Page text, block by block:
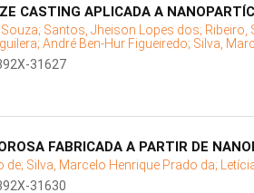
CASTING APLICADA A
Santos, Jheison Lopes dos; Ribeiro,
André Ben-Hur Figueiredo; Silva,
31627
FABRICADA A PARTIR DE
de; Silva, Marcelo Henrique Prado da;
31630